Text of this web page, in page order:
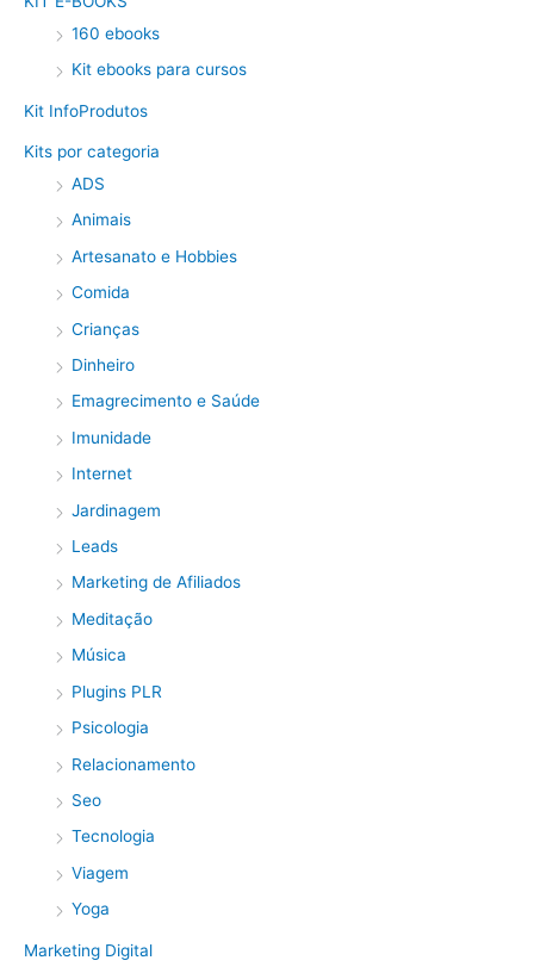
160 ebooks
Kit ebooks para cursos
Kit InfoProdutos
Kits por categoria
ADS
Animais
Artesanato e Hobbies
Comida
Crianças
Dinheiro
Emagrecimento e Saúde
Imunidade
Internet
Jardinagem
Leads
Marketing de Afiliados
Meditação
Música
Plugins PLR
Psicologia
Relacionamento
Seo
Tecnologia
Viagem
Yoga
Marketing Digital